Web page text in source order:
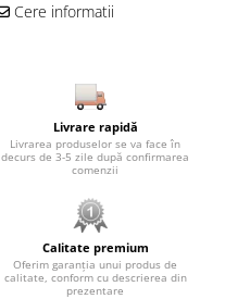
Cere informatii
Livrare rapidă
Livrarea produselor se va face în
decurs de 3-5 zile după confirmarea
comenzii
Calitate premium
Oferim garanția unui produs de
calitate, conform cu descrierea din
prezentare